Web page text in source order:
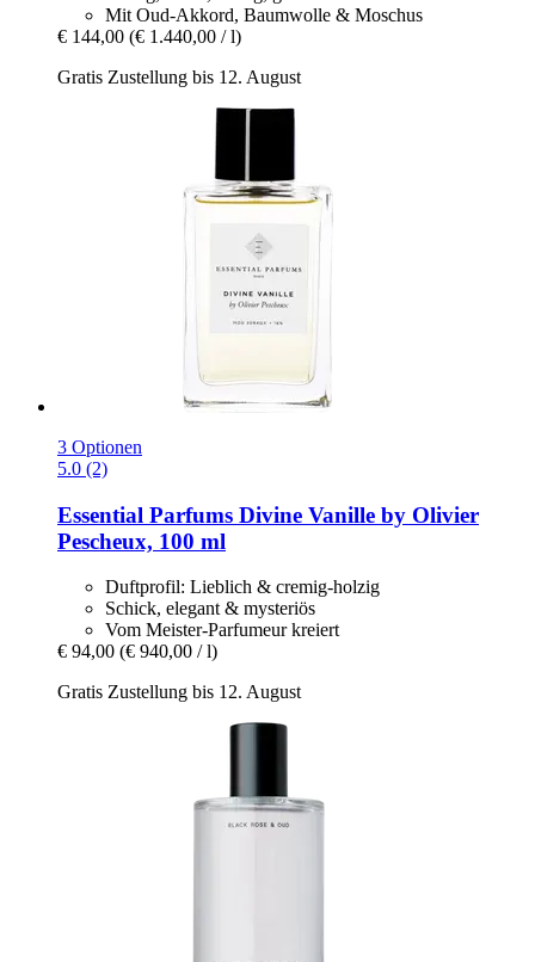
Mit Oud-Akkord, Baumwolle & Moschus
€ 144,00 (€ 1.440,00 / l)
Gratis Zustellung bis 12. August
3 Optionen
5.0 (2)
Essential Parfums Divine Vanille by Olivier
Pescheux, 100 ml
Duftprofil: Lieblich & cremig-holzig
Schick, elegant & mysteriös
Vom Meister-Parfumeur kreiert
€ 94,00 (€ 940,00 / l)
Gratis Zustellung bis 12. August